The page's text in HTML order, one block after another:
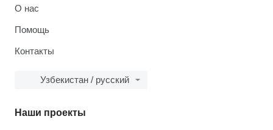
О нас
Помощь
Контакты
Узбекистан / русский
Наши проекты